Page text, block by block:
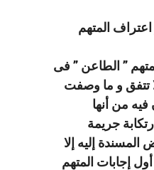
المتهم
” الطاعن ” فى
تتفق و ما وصفت
من أنها
جريمة
إليه إلا
إجابات المتهم